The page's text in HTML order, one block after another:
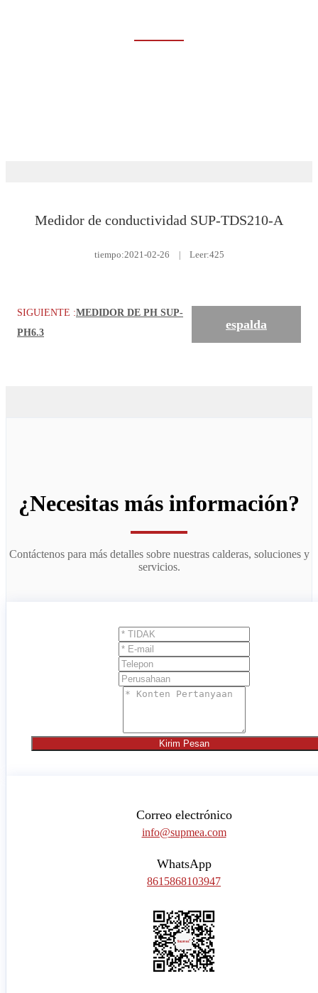
Medidor de conductividad SUP-TDS210-A
tiempo:2021-02-26 | Leer:425
SIGUIENTE :MEDIDOR DE PH SUP-
PH6.3
espalda
¿Necesitas más información?
Contáctenos para más detalles sobre nuestras calderas, soluciones y
servicios.
Kirim Pesan
Correo electrónico
info@supmea.com
WhatsApp
8615868103947